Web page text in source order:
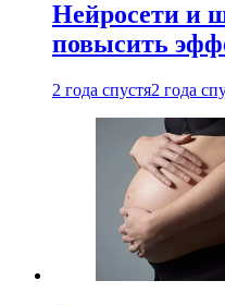
Нейросети и
повысить
2 года спустя2 года